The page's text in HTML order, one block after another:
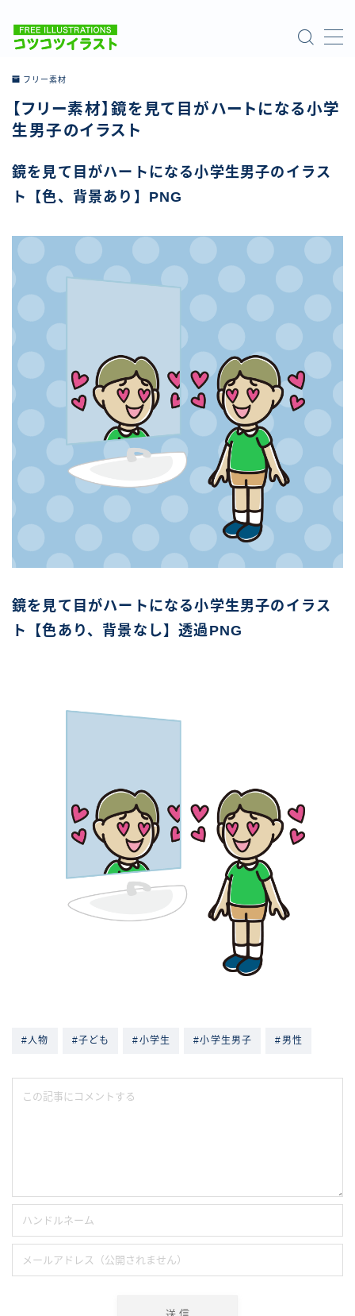
ホーム
お問い合わせ
フリー素材
【フリー素材】鏡を見て目がハートになる小学
生男子のイラスト
鏡を見て目がハートになる小学生男子のイラス
ト【色、背景あり】PNG
鏡を見て目がハートになる小学生男子のイラス
ト【色あり、背景なし】透過PNG
#人物 #子ども #小学生 #小学生男子 #男性